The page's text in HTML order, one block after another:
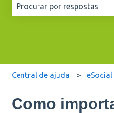
Central de ajuda eSocial
Como